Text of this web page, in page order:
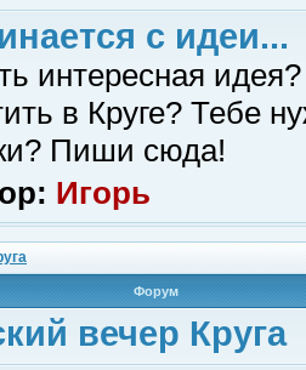
с идеи...
интересная
в Круге? Тебе
Пиши сюда!
Игорь
Форум
вечер Круга